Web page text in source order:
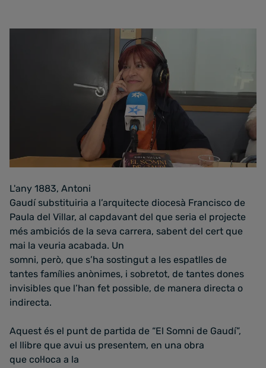
L'any 1883, Antoni
Gaudí substituiria a l’arquitecte diocesà Francisco de
Paula del Villar, al capdavant del que seria el projecte
més ambiciós de la seva carrera, sabent del cert que
mai la veuria acabada. Un
somni, però, que s’ha sostingut a les espatlles de
tantes famílies anònimes, i sobretot, de tantes dones
invisibles que l’han fet possible, de manera directa o
indirecta.
Aquest és el punt de partida de “El Somni de Gaudí”,
el llibre que avui us presentem, en una obra
que col·loca a la